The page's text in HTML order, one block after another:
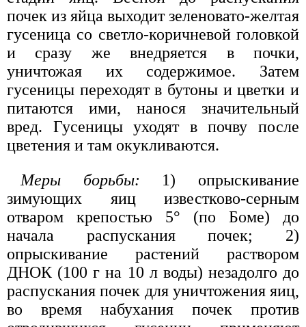
почек из яйца выходит зеленовато-желтая
гусеница со светло-коричневой головкой
и сразу же внедряется в почки,
уничтожая их содержимое. Затем
гусеницы переходят в бутоны и цветки и
питаются ими, нанося значительный
вред. Гусеницы уходят в почву после
цветения и там окукливаются.
Меры борьбы: 1) опрыскивание
зимующих яиц известково-серным
отваром крепостью 5° (по Боме) до
начала распускания почек; 2)
опрыскивание растений раствором
ДНОК (100 г на 10 л воды) незадолго до
распускания почек для уничтожения яиц,
во время набухания почек против